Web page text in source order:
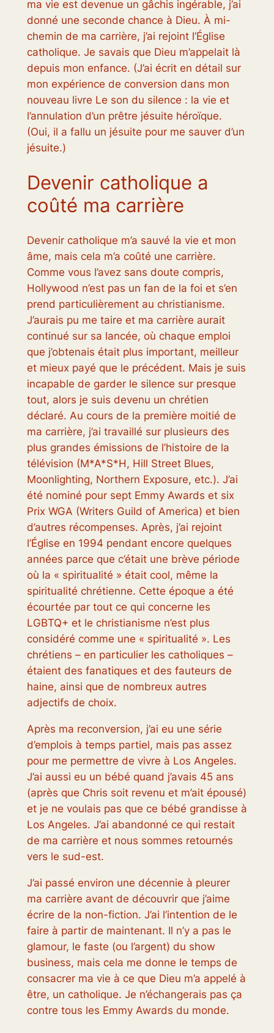
ma vie est devenue un gâchis ingérable, j’ai
donné une seconde chance à Dieu. À mi-
chemin de ma carrière, j’ai rejoint l’Église
catholique. Je savais que Dieu m’appelait là
depuis mon enfance. (J’ai écrit en détail sur
mon expérience de conversion dans mon
nouveau livre Le son du silence : la vie et
l’annulation d’un prêtre jésuite héroïque.
(Oui, il a fallu un jésuite pour me sauver d’un
jésuite.)
Devenir catholique a
coûté ma carrière
Devenir catholique m’a sauvé la vie et mon
âme, mais cela m’a coûté une carrière.
Comme vous l’avez sans doute compris,
Hollywood n’est pas un fan de la foi et s’en
prend particulièrement au christianisme.
J’aurais pu me taire et ma carrière aurait
continué sur sa lancée, où chaque emploi
que j’obtenais était plus important, meilleur
et mieux payé que le précédent. Mais je suis
incapable de garder le silence sur presque
tout, alors je suis devenu un chrétien
déclaré. Au cours de la première moitié de
ma carrière, j’ai travaillé sur plusieurs des
plus grandes émissions de l’histoire de la
télévision (M*A*S*H, Hill Street Blues,
Moonlighting, Northern Exposure, etc.). J’ai
été nominé pour sept Emmy Awards et six
Prix ​​WGA (Writers Guild of America) et bien
d’autres récompenses. Après, j’ai rejoint
l’Église en 1994 pendant encore quelques
années parce que c’était une brève période
où la « spiritualité » était cool, même la
spiritualité chrétienne. Cette époque a été
écourtée par tout ce qui concerne les
LGBTQ+ et le christianisme n’est plus
considéré comme une « spiritualité ». Les
chrétiens – en particulier les catholiques –
étaient des fanatiques et des fauteurs de
haine, ainsi que de nombreux autres
adjectifs de choix.
Après ma reconversion, j’ai eu une série
d’emplois à temps partiel, mais pas assez
pour me permettre de vivre à Los Angeles.
J’ai aussi eu un bébé quand j’avais 45 ans
(après que Chris soit revenu et m’ait épousé)
et je ne voulais pas que ce bébé grandisse à
Los Angeles. J’ai abandonné ce qui restait
de ma carrière et nous sommes retournés
vers le sud-est.
J’ai passé environ une décennie à pleurer
ma carrière avant de découvrir que j’aime
écrire de la non-fiction. J’ai l’intention de le
faire à partir de maintenant. Il n’y a pas le
glamour, le faste (ou l’argent) du show
business, mais cela me donne le temps de
consacrer ma vie à ce que Dieu m’a appelé à
être, un catholique. Je n’échangerais pas ça
contre tous les Emmy Awards du monde.